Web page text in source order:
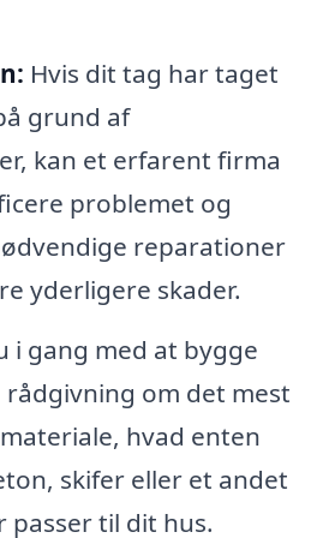
Hvis dit tag har taget
grund af
kan et erfarent firma
problemet og
reparationer
yderligere skader.
i gang med at bygge
rådgivning om det mest
hvad enten
skifer eller et andet
passer til dit hus.